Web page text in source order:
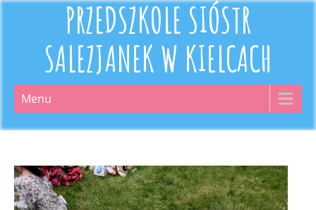
PRZEDSZKOLE SIÓSTR
SALEZJANEK W KIELCACH
Menu